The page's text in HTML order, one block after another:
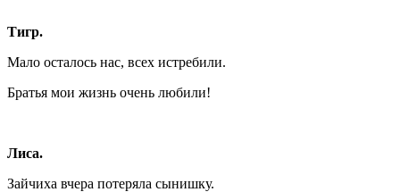
Тигр.
Мало осталось нас, всех истребили.
Братья мои жизнь очень любили!
Лиса.
Зайчиха вчера потеряла сынишку.